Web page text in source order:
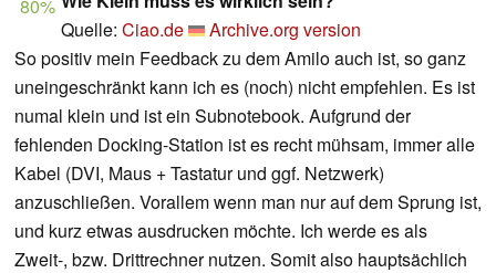
80%
Quelle: Ciao.de
Archive.org version
So positiv mein Feedback zu dem Amilo auch ist, so ganz
uneingeschränkt kann ich es (noch) nicht empfehlen. Es ist
numal klein und ist ein Subnotebook. Aufgrund der
fehlenden Docking-Station ist es recht mühsam, immer alle
Kabel (DVI, Maus + Tastatur und ggf. Netzwerk)
anzuschließen. Vorallem wenn man nur auf dem Sprung ist,
und kurz etwas ausdrucken möchte. Ich werde es als
Zweit-, bzw. Drittrechner nutzen. Somit also hauptsächlich